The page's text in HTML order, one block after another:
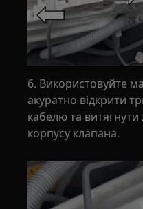
6. Використовуйте
акуратно відкрити
кабелю та
корпусу клапана.